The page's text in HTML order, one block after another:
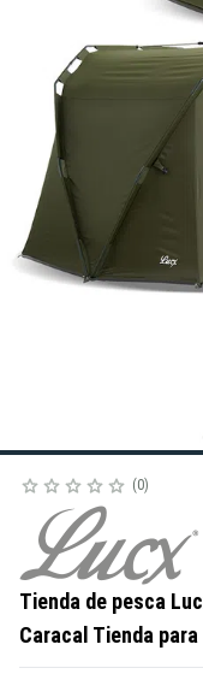
0
Tienda de pesca
Caracal Tienda